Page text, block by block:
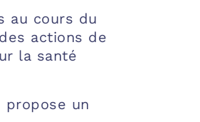
au cours du
actions de
la santé
propose un